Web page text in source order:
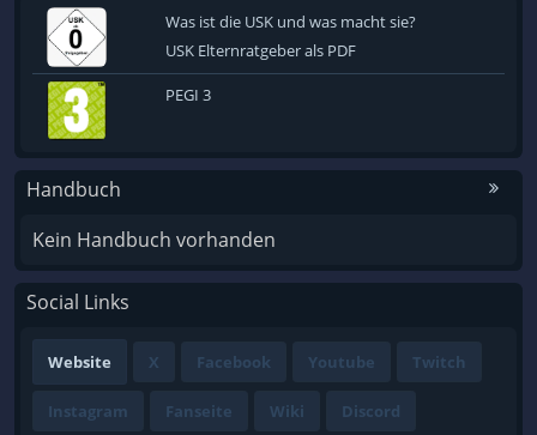
Was ist die USK und was macht sie?
USK Elternratgeber als PDF
PEGI 3
Handbuch
Kein Handbuch vorhanden
Social Links
Website X Facebook Youtube Twitch
Instagram Fanseite Wiki Discord